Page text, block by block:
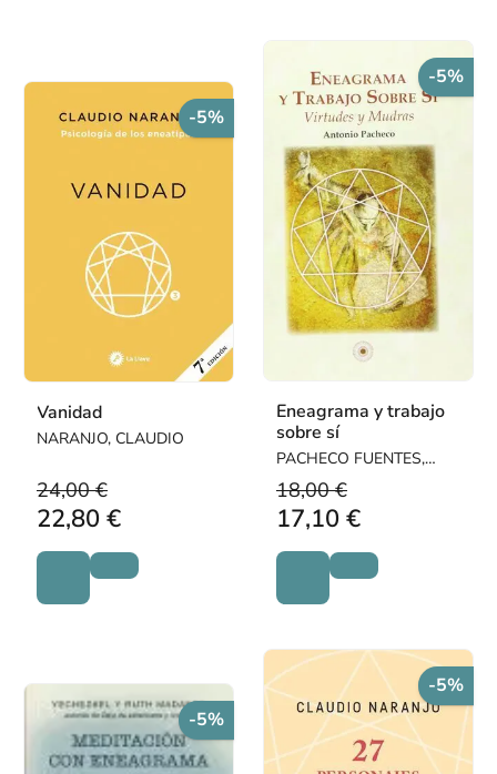
-5%
Vanidad
NARANJO, CLAUDIO
24,00 €
22,80 €
-5%
Eneagrama y trabajo
sobre sí
PACHECO FUENTES,
ANTONIO
18,00 €
17,10 €
-5%
-5%